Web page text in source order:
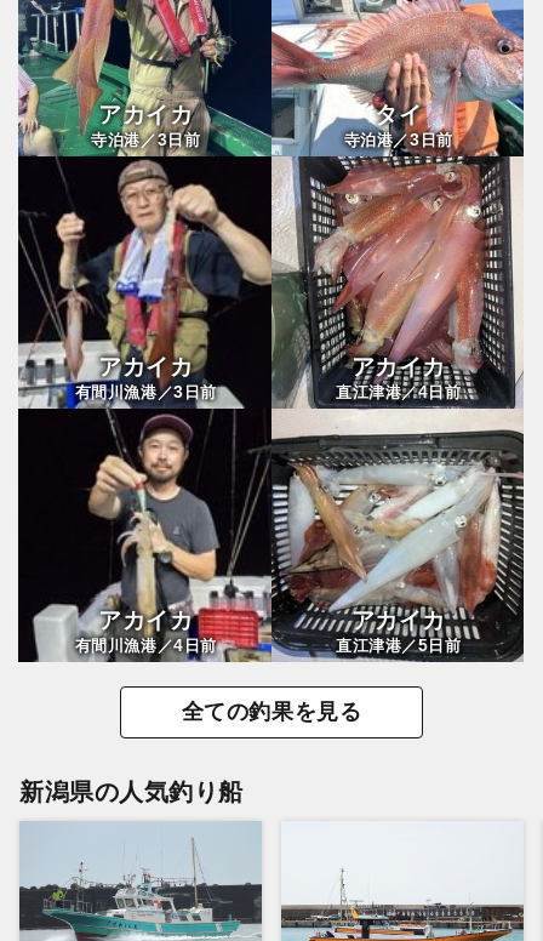
アカイカ
寺泊港／3日前
タイ
寺泊港／3日前
アカイカ
有間川漁港／3 日前
アカイカ
直江津港／4日前
アカイカ
有間川漁港／4日前
アカイカ
直江津港／5日前
全ての釣果を見る
新潟県の人気釣り船